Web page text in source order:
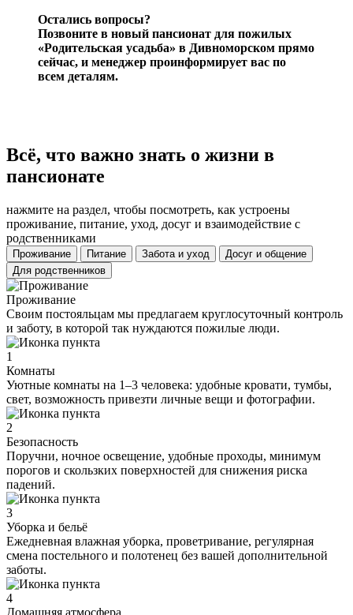
Остались вопросы?
Позвоните в новый пансионат для пожилых
«Родительская усадьба» в Дивноморском прямо
сейчас, и менеджер проинформирует вас по
всем деталям.
Всё, что важно знать о жизни в
пансионате
нажмите на раздел, чтобы посмотреть, как устроены
проживание, питание, уход, досуг и взаимодействие с
родственниками
Проживание Питание Забота и уход
Досуг и общение
Для родственников
Проживание
Своим постояльцам мы предлагаем круглосуточный контроль
и заботу, в которой так нуждаются пожилые люди.
1
Комнаты
Уютные комнаты на 1–3 человека: удобные кровати, тумбы,
свет, возможность привезти личные вещи и фотографии.
2
Безопасность
Поручни, ночное освещение, удобные проходы, минимум
порогов и скользких поверхностей для снижения риска
падений.
3
Уборка и бельё
Ежедневная влажная уборка, проветривание, регулярная
смена постельного и полотенец без вашей дополнительной
заботы.
4